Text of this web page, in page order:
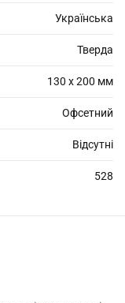
Українська
Тверда
130 х 200 мм
Офсетний
Відсутні
528